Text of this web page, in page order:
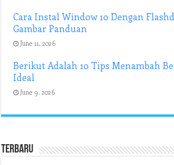
Cara Instal Window 10 Dengan
Gambar Panduan
June 11, 2026
Berikut Adalah 10 Tips Menambah
Ideal
June 9, 2026
Terbaru